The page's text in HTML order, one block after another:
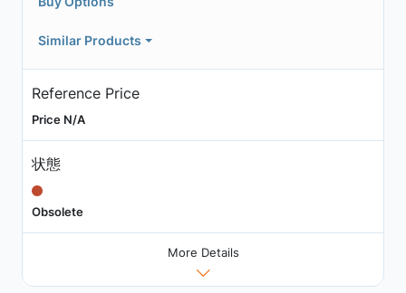
Similar Products
Reference Price
Price N/A
状態
Obsolete
More Details